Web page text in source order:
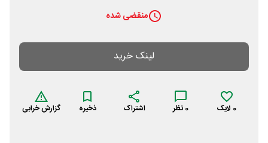
منقضی شده
لینک خرید
0 لایک 0 نظر اشتراک ذخیره گزارش خرابی